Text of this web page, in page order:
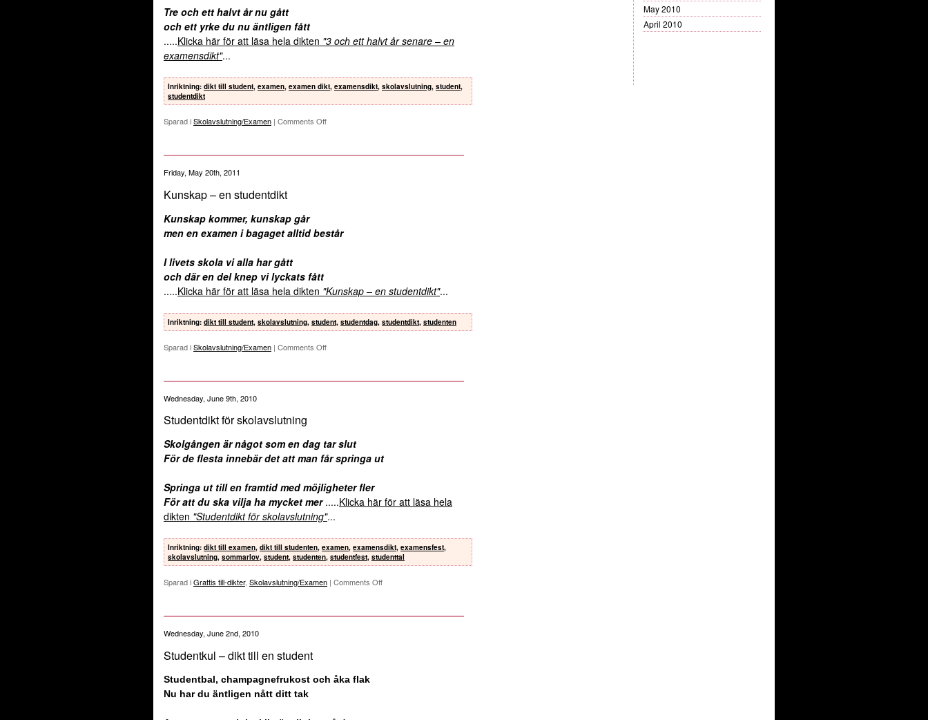
Tre och ett halvt år nu gått
och ett yrke du nu äntligen fått
.....Klicka här för att läsa hela dikten "3 och ett halvt år senare – en
examensdikt"...
Inriktning: dikt till student, examen, examen dikt, examensdikt, skolavslutning, student,
studentdikt
Sparad iSkolavslutning/Examen | Comments Off
Friday, May 20th, 2011
Kunskap – en studentdikt
Kunskap kommer, kunskap går
men en examen i bagaget alltid består
I livets skola vi alla har gått
och där en del knep vi lyckats fått
.....Klicka här för att läsa hela dikten "Kunskap – en studentdikt"...
Inriktning: dikt till student, skolavslutning, student, studentdag, studentdikt, studenten
Sparad iSkolavslutning/Examen | Comments Off
Wednesday, June 9th, 2010
Studentdikt för skolavslutning
Skolgången är något som en dag tar slut
För de flesta innebär det att man får springa ut
Springa ut till en framtid med möjligheter fler
För att du ska vilja ha mycket mer .....Klicka här för att läsa hela
dikten "Studentdikt för skolavslutning"...
Inriktning: dikt till examen, dikt till studenten, examen, examensdikt, examensfest,
skolavslutning, sommarlov, student, studenten, studentfest, studenttal
Sparad iGrattis till-dikter, Skolavslutning/Examen | Comments Off
Wednesday, June 2nd, 2010
Studentkul – dikt till en student
Studentbal, champagnefrukost och åka flak
Nu har du äntligen nått ditt tak
May 2010
April 2010